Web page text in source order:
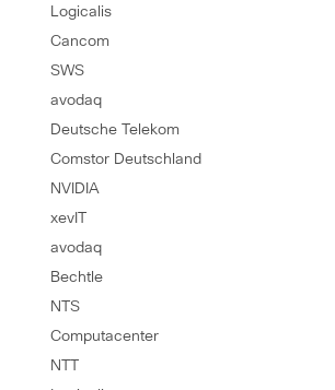
Logicalis
Cancom
SWS
avodaq
Deutsche Telekom
Comstor Deutschland
NVIDIA
xevIT
avodaq
Bechtle
NTS
Computacenter
NTT